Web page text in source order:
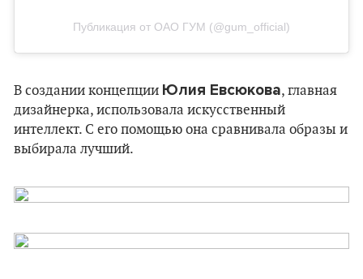
Публикация от ОАО ГУМ (@gum_official)
В создании концепции Юлия Евсюкова, главная
дизайнерка, использовала искусственный
интеллект. С его помощью она сравнивала образы и
выбирала лучший.